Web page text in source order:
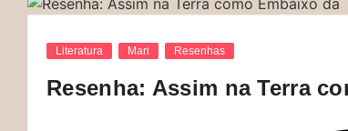
Literatura Mari Resenhas
Resenha: Assim na Terra